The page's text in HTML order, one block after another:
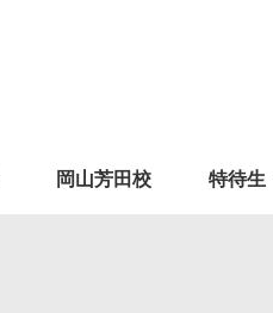
岡山芳田校 特待生